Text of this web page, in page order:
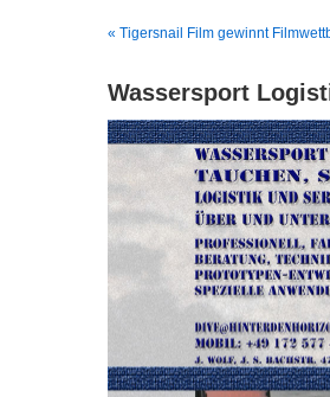
« Tigersnail Film gewinnt
Wassersport